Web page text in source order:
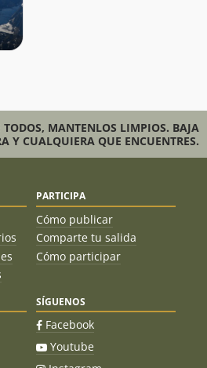
TODOS, MANTENLOS LIMPIOS. BAJA
Y CUALQUIERA QUE ENCUENTRES.
PARTICIPA
Cómo publicar
Comparte tu salida
Cómo participar
SÍGUENOS
Facebook
Youtube